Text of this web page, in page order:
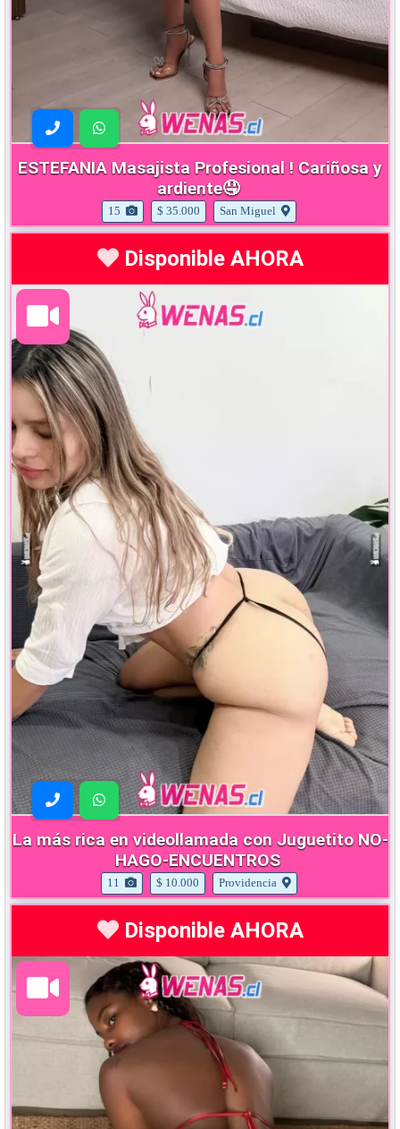
ESTEFANIA Masajista Profesional ! Cariñosa y
ardiente🤤
15 $ 35.000 San Miguel
Disponible AHORA
La más rica en videollamada con Juguetito NO-
HAGO-ENCUENTROS
11 $ 10.000 Providencia
Disponible AHORA